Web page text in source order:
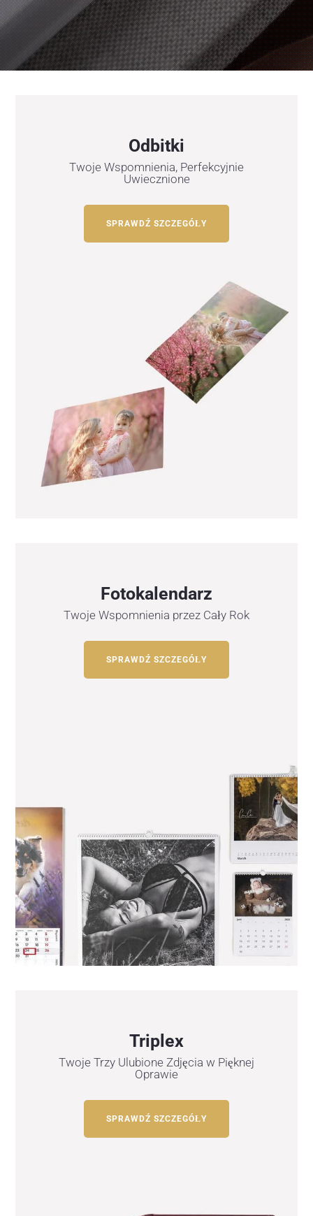
Odbitki
Twoje Wspomnienia, Perfekcyjnie
Uwiecznione
SPRAWDŹ SZCZEGÓŁY
Fotokalendarz
Twoje Wspomnienia przez Cały Rok
SPRAWDŹ SZCZEGÓŁY
Triplex
Twoje Trzy Ulubione Zdjęcia w Pięknej
Oprawie
SPRAWDŹ SZCZEGÓŁY